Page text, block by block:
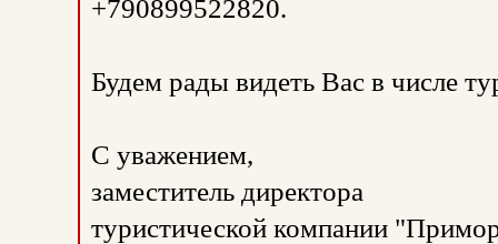
+790899522820.
Будем рады видеть Вас в числе
С уважением,
заместитель директора
туристической компании